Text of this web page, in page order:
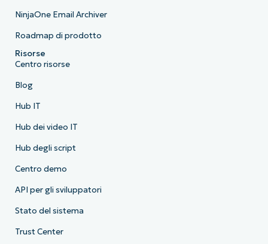
NinjaOne Email Archiver
Roadmap di prodotto
Risorse
Centro risorse
Blog
Hub IT
Hub dei video IT
Hub degli script
Centro demo
API per gli sviluppatori
Stato del sistema
Trust Center